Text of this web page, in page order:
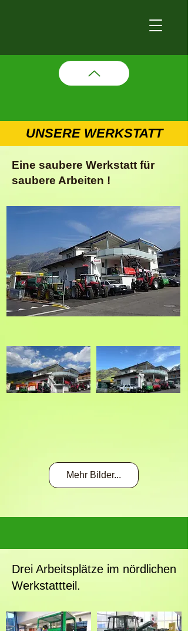
UNSERE WERKSTATT
Eine saubere Werkstatt für
saubere Arbeiten !
Mehr Bilder...
Drei Arbeitsplätze im nördlichen
Werkstattteil.